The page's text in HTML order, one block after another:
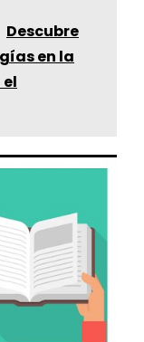
Descubre
en la